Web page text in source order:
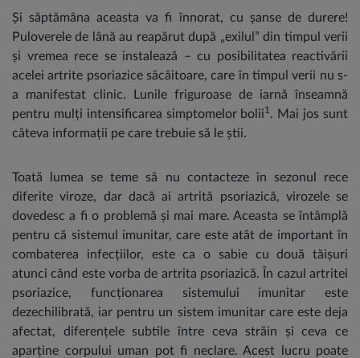
Și săptămâna aceasta va fi înnorat, cu șanse de durere!
Puloverele de lână au reapărut după „exilul” din timpul verii
și vremea rece se instalează – cu posibilitatea reactivării
acelei artrite psoriazice sâcâitoare, care în timpul verii nu s-
a manifestat clinic. Lunile friguroase de iarnă înseamnă
pentru mulți intensificarea simptomelor bolii1 . Mai jos sunt
câteva informații pe care trebuie să le știi.
Toată lumea se teme să nu contacteze în sezonul rece
diferite viroze, dar dacă ai artrită psoriazică, virozele se
dovedesc a fi o problemă și mai mare. Aceasta se întâmplă
pentru că sistemul imunitar, care este atât de important în
combaterea infecțiilor, este ca o sabie cu două tăișuri
atunci când este vorba de artrita psoriazică. În cazul artritei
psoriazice, funcționarea sistemului imunitar este
dezechilibrată, iar pentru un sistem imunitar care este deja
afectat, diferențele subtile între ceva străin și ceva ce
aparține corpului uman pot fi neclare. Acest lucru poate